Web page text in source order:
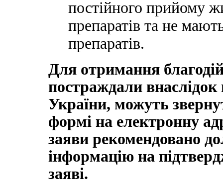
постійного прийому
препаратів та не
препаратів.
Для отримання
постраждали внаслідок
України, можуть
формі на електронну
заяви рекомендовано
інформацію на
заяві.